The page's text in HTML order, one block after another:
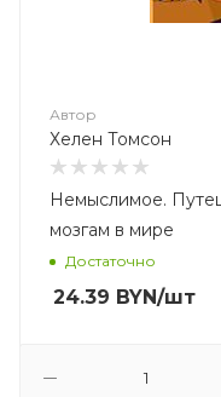
Автор
Хелен Томсон
Немыслимое.
мозгам в мире
Достаточно
24.39 BYN/шт